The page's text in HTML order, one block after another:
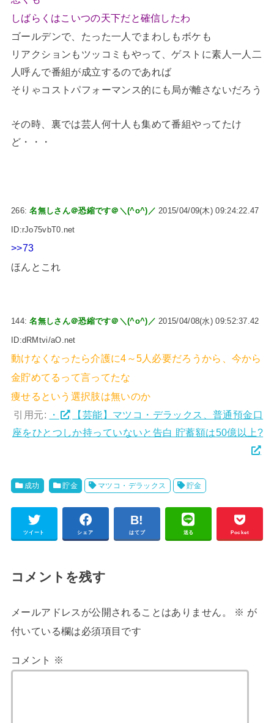
しばらくはこいつの天下だと確信したわ
ゴールデンで、たった一人でまわしもボケも
リアクションもツッコミもやって、ゲストに素人一人二
人呼んで番組が成立するのであれば
そりゃコストパフォーマンス的にも局が離さないだろう
その時、裏では芸人何十人も集めて番組やってたけ
ど・・・
266:名無しさん＠恐縮です＠＼(^o^)／ 2015/04/09(木) 09:24:22.47
ID:rJo75vbT0.net
>>73
ほんとこれ
144:名無しさん＠恐縮です＠＼(^o^)／ 2015/04/08(水) 09:52:37.42
ID:dRMtvi/aO.net
動けなくなったら介護に4～5人必要だろうから、今から
金貯めてるって言ってたな
痩せるという選択肢は無いのか
引用元:
・
【芸能】マツコ・デラックス、普通預金口
座をひとつしか持っていないと告白 貯蓄額は50億以上?
成功 貯金 マツコ・デラックス 貯金
ツイート シェア はてブ 送る Pocket
コメントを残す
メールアドレスが公開されることはありません。 ※ が
付いている欄は必須項目です
コメント ※